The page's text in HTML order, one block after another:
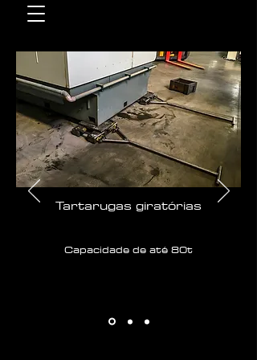
Tartarugas giratórias
Capacidade de até 80t